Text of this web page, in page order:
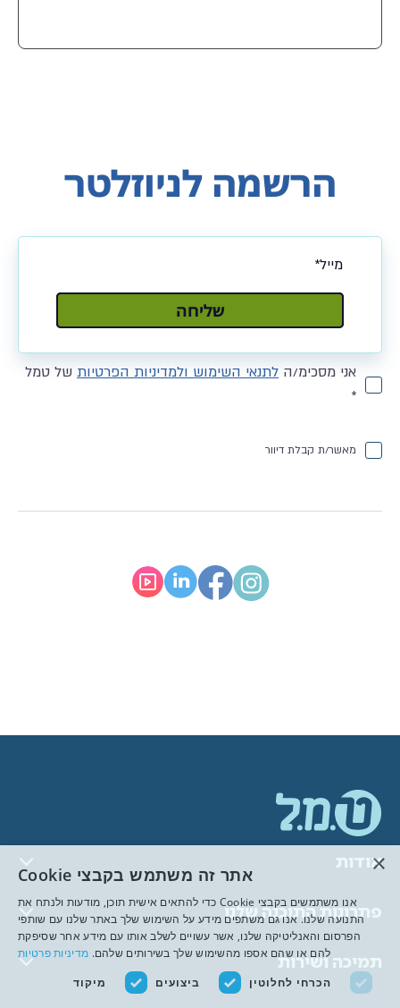
הרשמה לניוזלטר
מאשר/ת קבלת דיוור
שלח
שליחה
אני מסכימ/ה לתנאי השימוש ולמדיניות הפרטיות של טמל
*
אודות
פתרונות התוכנה שלנו
תמיכה ושירות
× אתר זה משתמש בקבצי Cookie
אנו משתמשים בקבצי Cookie כדי להתאים אישית תוכן, מודעות ולנתח את
התנועה שלנו. אנו גם משתפים מידע על השימוש שלך באתר שלנו עם שותפי
הפרסום והאנליטיקה שלנו, אשר עשויים לשלב אותו עם מידע אחר שסיפקת
להם או שהם אספו מהשימוש שלך בשירותים שלהם. מדיניות פרטיות
הכרחי לחלוטין
ביצועים מיקוד